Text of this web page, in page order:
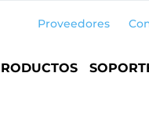
Proveedores